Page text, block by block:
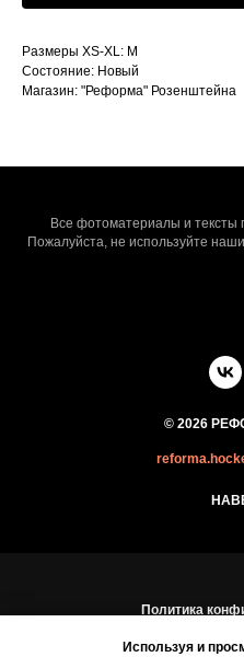
Размеры XS-XL: M
Состояние: Новый
Магазин: "Реформа" Розенштейна
Все фотоматериалы и
Пожалуйста, не используйте
© 2026
Политика
Используя и